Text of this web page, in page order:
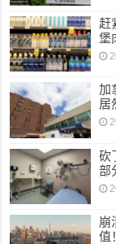
赶
堡
加
居
砍
部
崩
值